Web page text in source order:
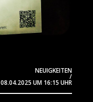
NEUIGKEITEN
/
08.04.2025 UM 16:15 UHR